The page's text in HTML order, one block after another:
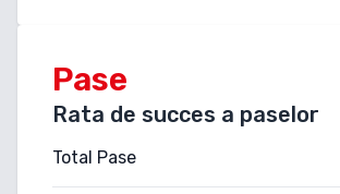
Pase
Rata de succes a paselor
Total Pase